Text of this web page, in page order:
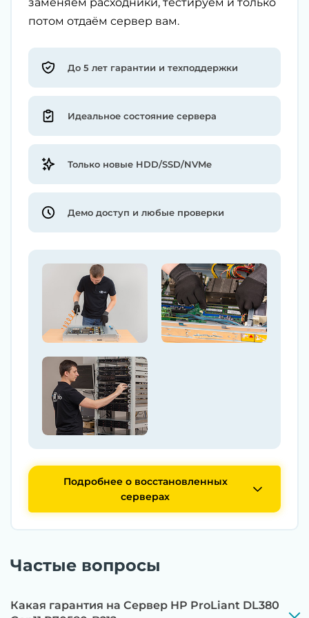
потом отдаём сервер вам.
До 5 лет гарантии и техподдержки
Идеальное состояние сервера
Только новые HDD/SSD/NVMe
Демо доступ и любые проверки
Подробнее о восстановленных
серверах
Частые вопросы
Какая гарантия на Сервер HP ProLiant DL380